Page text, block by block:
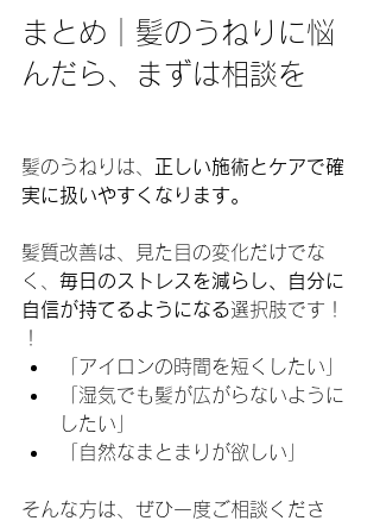
まとめ｜髪のうねりに悩
んだら、まずは相談を
髪のうねりは、
正しい施術とケアで確
実に扱いやすくなります。
髪質改善は、見た目の変化だけでな
く、 毎日のストレスを減らし、自分に
自信が持てるようになる選択肢です！
！
「アイロンの時間を短くしたい」
「湿気でも髪が広がらないように
したい」
「自然なまとまりが欲しい」
そんな方は、ぜひ一度ご相談くださ